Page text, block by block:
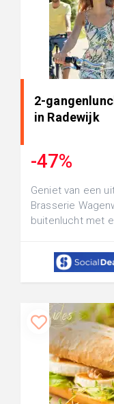
2-
in Radewijk
-47%
Geniet van een
Brasserie
buitenlucht met